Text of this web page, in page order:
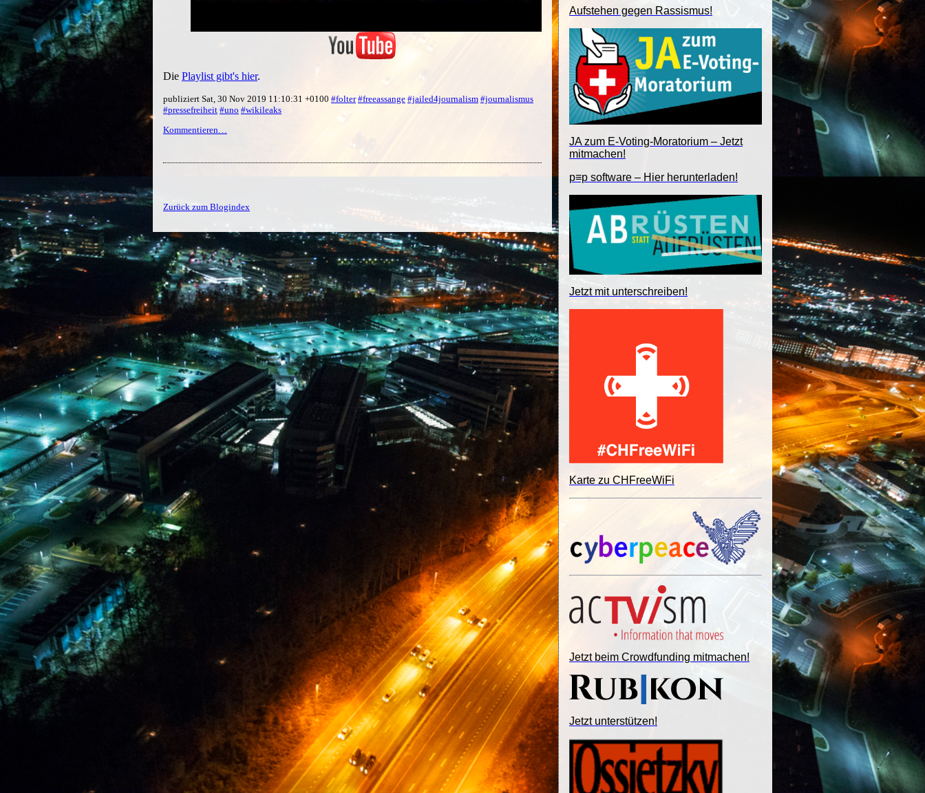
Aufstehen gegen Rassismus!
JA zum E-Voting-Moratorium – Jetzt
mitmachen!
p≡p software – Hier herunterladen!
Jetzt mit unterschreiben!
Karte zu CHFreeWiFi
Jetzt beim Crowdfunding mitmachen!
Jetzt unterstützen!
Die Playlist gibt's hier.
publiziert Sat, 30 Nov 2019 11:10:31 +0100 #folter #freeassange #jailed4journalism #journalismus
#pressefreiheit #uno #wikileaks
Kommentieren…
Zurück zum Blogindex